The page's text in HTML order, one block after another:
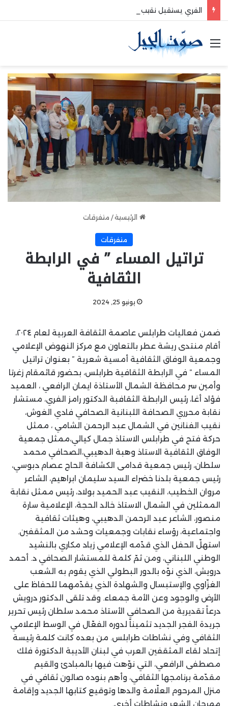
الفري يستقبل نقيب موظفي قاديشا
القائمة
الرئيسية / متفرقات
متفرقات
تراتيل المساء ” في الرابطة
الثقافية
يونيو 25, 2024
ضمن فعاليات طرابلس عاصمة الثقافة العربية لعام ٢٠٢٤،
أقام منتدى ريشة عطر بالتعاون مع مركز النهوض الإعلامي
وجمعية الوفاق الثقافية أمسية شعرية ” بعنوان تراتيل
المساء ” في الرابطة الثقافية طرابلس، بحضور قائمقام زغرتا
وأمين سر محافظة الشمال الأستاذة ايمان الرافعي ، العميد
فؤاد أغا، رئيس الرابطة الثقافبة الدكتور رامز الفري، مستشار
نقابة محرري الصحافة اللبنانية الصحافي فادي الغوش،
نقيب الفنانين في الشمال عبد الرحمن الشامي ، ممثل
حركة فتح في طرابلس الاستاذ جمال كيالي،ممثل جمعية
الوفاق الثقافية الاستاذ وهبة الدهيبي،الصحافي محمد
سلطان، رئيس جمعية قدامى الكشافة الحاج عصام دبوسي،
رئيس جمعية بلدنا خضراء السيد سليمان ابراهيم، الشاعر
مروان الخطيب، النقيب عبد الحميد بولاد، رئيس ممثل نقابة
الممثلين في الشمال الاستاذ خالد الحجة، الإعلامية سارة
منصور، الشاعر عبد الرحمن الدهيبي، وهيئات ثقافية
واجتماعية، رؤساء نقابات وجمعيات وحشد من المثقفين.
استهلّ الحفل الذي قدّمه الإعلامي زياد مكاري بالنشيد
الوطني اللبناني، ومن ثمّ كلمة للمستشار الصحافي د. أحمد
درويش، الذي نوّه بالدور البطولي الذي يقوم به الشعب
الغزّاوي والإستبسال والشهادة الذي يقدّمهما للحفاظ على
الأرض والوجود وعن الأمة جمعاء. وقد تلقى الدكتور درويش
درعاً تقديرية من الصحافي الأستاذ محمد سلطان رئيس تحرير
جريدة الفجر الجديد تثميناً لدوره الفعّال في الوسط الإعلامي
الثقافي وفي نشاطات طرابلس. من بعده كانت كلمة رئيسة
إتحاد لقاء المثقفين العرب في لبنان الأديبة الدكتورة فلك
مصطفى الرافعي، التي نوّهت فيها بالمبادئ والقيم
مقدّمة برنامجها الثقافي، وأهم بنوده صالون ثقافي في
منزل المرحوم العلّامة والدها وتوقيع كتابها الجديد وإقامة
مهرجان الشعر ونشاطات أخرى.